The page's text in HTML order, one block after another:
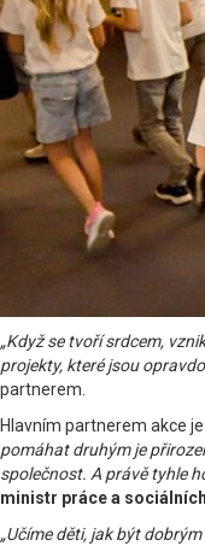
„Když se tvoří srdcem,
projekty, které jsou
partnerem.
Hlavním partnerem akce
pomáhat druhým je
společnost. A právě tyhle
ministr práce a
„Učíme děti, jak být